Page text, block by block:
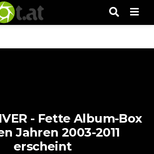
- Fette Album-Box
Jahren 2003-2011
erscheint